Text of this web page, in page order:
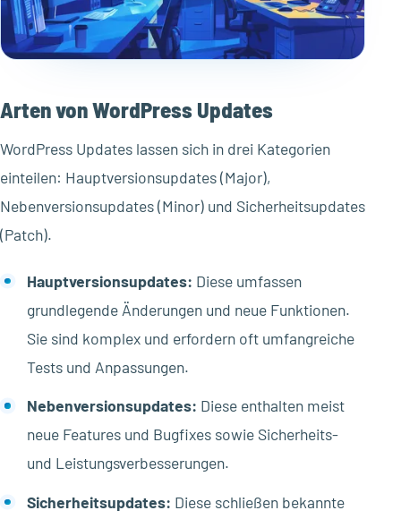
Arten von WordPress Updates
WordPress Updates lassen sich in drei Kategorien
einteilen: Hauptversionsupdates (Major),
Nebenversionsupdates (Minor) und Sicherheitsupdates
(Patch).
Hauptversionsupdates: Diese umfassen
grundlegende Änderungen und neue Funktionen.
Sie sind komplex und erfordern oft umfangreiche
Tests und Anpassungen.
Nebenversionsupdates: Diese enthalten meist
neue Features und Bugfixes sowie Sicherheits-
und Leistungsverbesserungen.
Sicherheitsupdates: Diese schließen bekannte